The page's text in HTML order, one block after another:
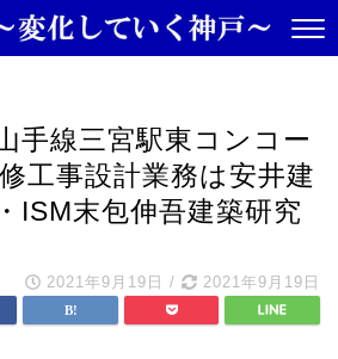
手線三宮駅東コンコー
工事設計業務は安井建
ISM末包伸吾建築研究
2021年9月19日 / 2021年9月19日